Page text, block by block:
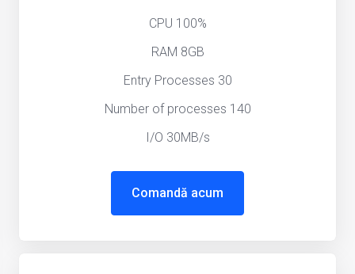
CPU 100%
RAM 8GB
Entry Processes 30
Number of processes 140
I/O 30MB/s
Comandă acum